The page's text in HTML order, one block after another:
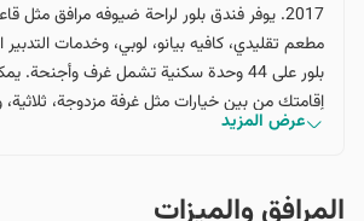
2017. يوفر فندق بلور لراحة ضيوفه مرافق مثل
مطعم تقليدي، كافيه بيانو، لوبي، وخدمات
بلور على 44 وحدة سكنية تشمل غرف وأجنحة.
إقامتك من بين خيارات مثل غرفة مزدوجة،
فندق بلور طهران. جميع غرف فندق بلور طهران مزودة
غرفة لأخرى. في الواقع، تكلفة الإقامة لكل ليلة
عرض المزيد
المرافق والمیزات